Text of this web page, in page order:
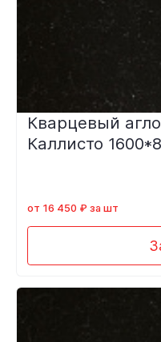
Кварцевый
Каллисто
от 16 450 ₽ за шт